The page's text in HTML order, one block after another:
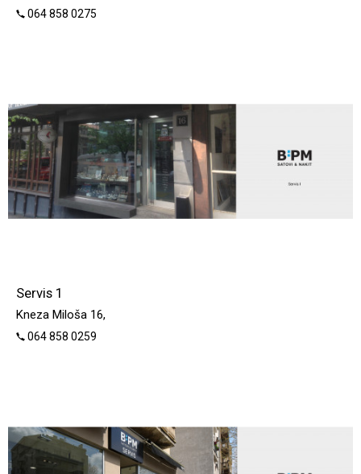
064 858 0275
Servis 1
Kneza Miloša 16,
064 858 0259